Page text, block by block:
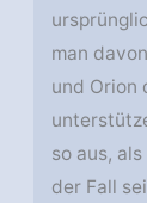
man
und Orion
so aus,
der Fall